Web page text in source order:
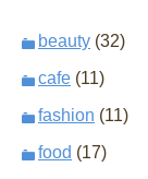
beauty (32)
cafe (11)
fashion (11)
food (17)